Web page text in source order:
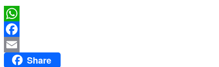
WhatsApp
Facebook
Email Share